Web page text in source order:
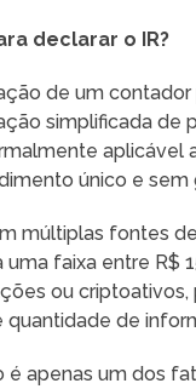
declarar o IR?
de um
simplificada
único e
múltiplas fontes
faixa entre R$
ou
de
é apenas um dos